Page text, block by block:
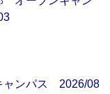
ャンパス 2026/08